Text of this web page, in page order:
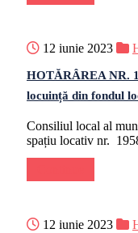
12 iunie 2023
HOTĂRÂREA NR.
locuință din fondul
Consiliul local al
spațiu locativ nr.
12 iunie 2023